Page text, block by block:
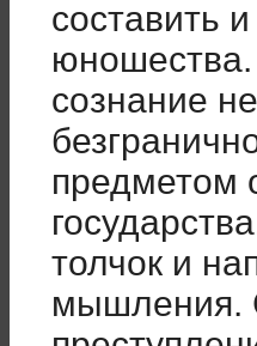
составить
сознание
предметом
толчок и
мышления.